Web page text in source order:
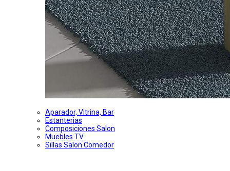
Aparador, Vitrina, Bar
Estanterias
Composiciones Salon
Muebles TV
Sillas Salon Comedor